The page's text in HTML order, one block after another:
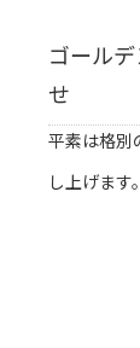
ゴール
せ
平素は格別
し上げます